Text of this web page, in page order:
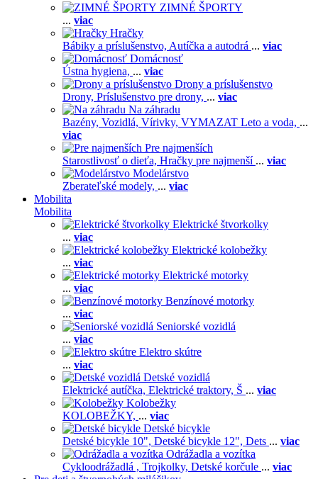
ZIMNÉ ŠPORTY
... viac
Hračky
Bábiky a príslušenstvo, Autíčka a autodrá ... viac
Domácnosť
Ústna hygiena, ... viac
Drony a príslušenstvo
Drony, Príslušenstvo pre drony, ... viac
Na záhradu
Bazény, Vozidlá, Vírivky, VYMAZAT Leto a voda, ...
viac
Pre najmenších
Starostlivosť o dieťa, Hračky pre najmenší ... viac
Modelárstvo
Zberateľské modely, ... viac
Mobilita
Mobilita
Elektrické štvorkolky
... viac
Elektrické kolobežky
... viac
Elektrické motorky
... viac
Benzínové motorky
... viac
Seniorské vozidlá
... viac
Elektro skútre
... viac
Detské vozidlá
Elektrické autíčka, Elektrické traktory, Š ... viac
Kolobežky
KOLOBEŽKY, ... viac
Detské bicykle
Detské bicykle 10", Detské bicykle 12", Dets ... viac
Odrážadla a vozítka
Cykloodrážadlá , Trojkolky, Detské korčule ... viac